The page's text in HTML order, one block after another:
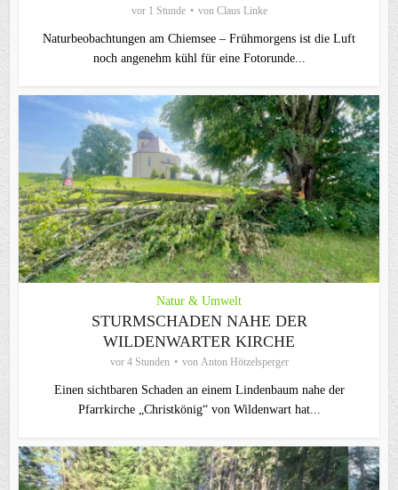
vor 1 Stunde von Claus Linke
Naturbeobachtungen am Chiemsee – Frühmorgens ist die Luft
noch angenehm kühl für eine Fotorunde...
Natur & Umwelt
STURMSCHADEN NAHE DER
WILDENWARTER KIRCHE
vor 4 Stunden von Anton Hötzelsperger
Einen sichtbaren Schaden an einem Lindenbaum nahe der
Pfarrkirche „Christkönig“ von Wildenwart hat...